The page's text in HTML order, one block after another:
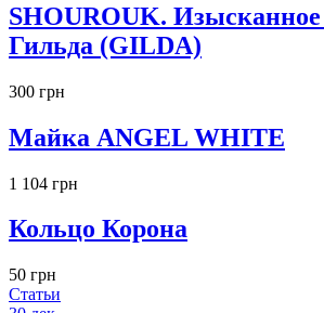
SHOUROUK. Изысканное
Гильда (GILDA)
300 грн
Майка ANGEL WHITE
1 104 грн
Кольцо Корона
50 грн
Статьи